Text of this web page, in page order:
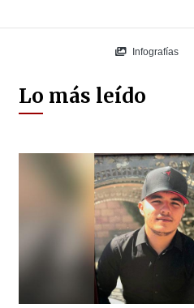
Infografías
Lo más leído